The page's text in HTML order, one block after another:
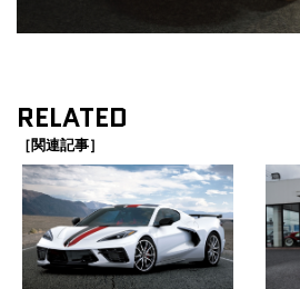
RELATED
［関連記事］